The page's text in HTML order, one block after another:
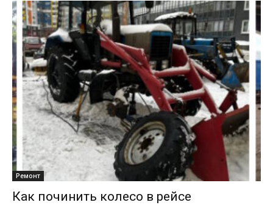
Ремонт
Как починить колесо в рейсе